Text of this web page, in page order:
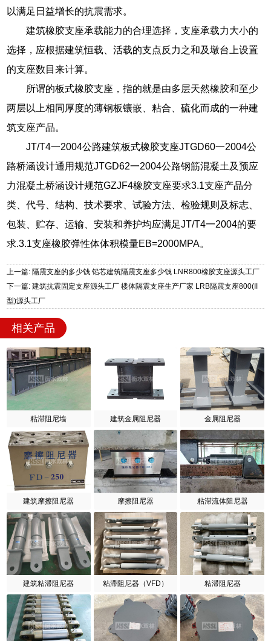
以满足日益增长的抗震需求。
建筑橡胶支座承载能力的合理选择，支座承载力大小的
选择，应根据建筑恒载、活载的支点反力之和及墩台上设置
的支座数目来计算。
所谓的板式橡胶支座，指的就是由多层天然橡胶和至少
两层以上相同厚度的薄钢板镶嵌、粘合、硫化而成的一种建
筑支座产品。
JT/T4一2004公路建筑板式橡胶支座JTGD60一2004公
路桥涵设计通用规范JTGD62一2004公路钢筋混凝土及预应
力混凝土桥涵设计规范GZJF4橡胶支座要求3.1支座产品分
类、代号、结构、技术要求、试验方法、检验规则及标志、
包装、贮存、运输、安装和养护均应满足JT/T4一2004的要
求.3.1支座橡胶弹性体体积模量EB=2000MPA。
上一篇: 隔震支座的多少钱 铅芯建筑隔震支座多少钱 LNR800橡胶支座源头工厂
下一篇: 建筑抗震固定支座源头工厂 楼体隔震支座生产厂家 LRB隔震支座800(II
型)源头工厂
相关产品
粘滞阻尼墙 建筑金属阻尼器 金属阻尼器
建筑摩擦阻尼器 摩擦阻尼器 粘滞流体阻尼器
建筑粘滞阻尼器 粘滞阻尼器（VFD） 粘滞阻尼器